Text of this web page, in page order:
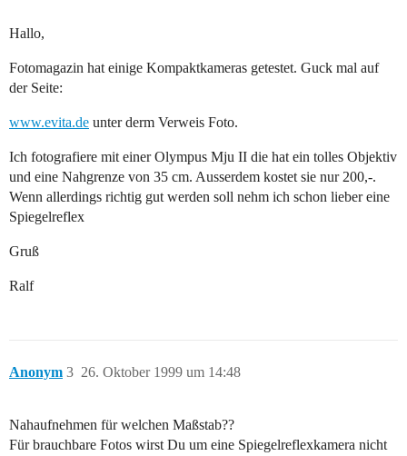
Hallo,
Fotomagazin hat einige Kompaktkameras getestet. Guck mal auf
der Seite:
www.evita.de unter derm Verweis Foto.
Ich fotografiere mit einer Olympus Mju II die hat ein tolles Objektiv
und eine Nahgrenze von 35 cm. Ausserdem kostet sie nur 200,-.
Wenn allerdings richtig gut werden soll nehm ich schon lieber eine
Spiegelreflex
Gruß
Ralf
Anonym 26. Oktober 1999 um 14:48
3
Nahaufnehmen für welchen Maßstab??
Für brauchbare Fotos wirst Du um eine Spiegelreflexkamera nicht